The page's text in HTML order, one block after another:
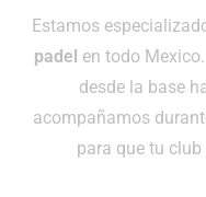
Estamos
padel en todo
desde la base
acompañamos
para que tu